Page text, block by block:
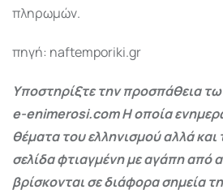
πληρωμών.
πηγή: naftemporiki.gr
Υποστηρίξτε την προσπάθεια
e-enimerosi.com Η οποία
θέματα του ελληνισμού αλλά
σελίδα φτιαγμένη με αγάπη από
βρίσκονται σε διάφορα σημεία